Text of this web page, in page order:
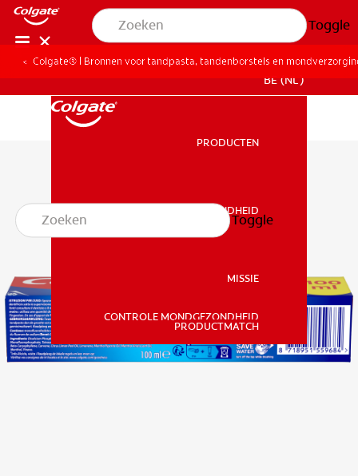
Toggle
MONDGEZONDHEID
MISSIE
BE (NL)
PRODUCTEN
MONDGEZONDHEID
MISSIE
CONTROLE MONDGEZONDHEID
PRODUCTMATCH
Toggle
Colgate® | Bronnen voor tandpasta, tandenborstels en